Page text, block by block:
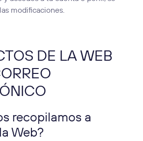
modificaciones.
DE LA WEB
recopilamos a
Web?